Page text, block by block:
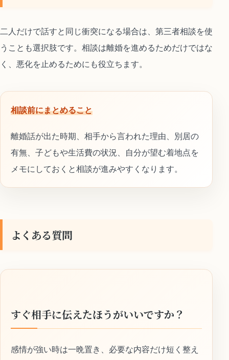
二人だけで話すと同じ衝突になる場合は、第三者相談を使
うことも選択肢です。相談は離婚を進めるためだけではな
く、悪化を止めるためにも役立ちます。
相談前にまとめること
離婚話が出た時期、相手から言われた理由、別居の
有無、子どもや生活費の状況、自分が望む着地点を
メモにしておくと相談が進みやすくなります。
よくある質問
すぐ相手に伝えたほうがいいですか？
感情が強い時は一晩置き、必要な内容だけ短く整え